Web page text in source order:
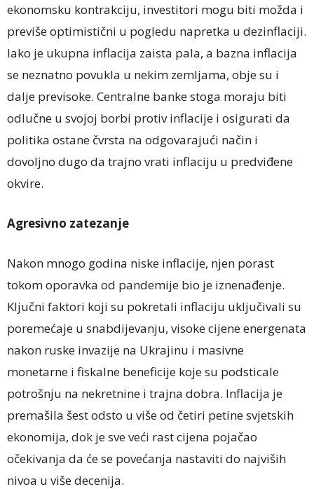
ekonomsku kontrakciju, investitori mogu biti možda i
previše optimistični u pogledu napretka u dezinflaciji.
Iako je ukupna inflacija zaista pala, a bazna inflacija
se neznatno povukla u nekim zemljama, obje su i
dalje previsoke. Centralne banke stoga moraju biti
odlučne u svojoj borbi protiv inflacije i osigurati da
politika ostane čvrsta na odgovarajući način i
dovoljno dugo da trajno vrati inflaciju u predviđene
okvire.
Agresivno zatezanje
Nakon mnogo godina niske inflacije, njen porast
tokom oporavka od pandemije bio je iznenađenje.
Ključni faktori koji su pokretali inflaciju uključivali su
poremećaje u snabdijevanju, visoke cijene energenata
nakon ruske invazije na Ukrajinu i masivne
monetarne i fiskalne beneficije koje su podsticale
potrošnju na nekretnine i trajna dobra. Inflacija je
premašila šest odsto u više od četiri petine svjetskih
ekonomija, dok je sve veći rast cijena pojačao
očekivanja da će se povećanja nastaviti do najviših
nivoa u više decenija.